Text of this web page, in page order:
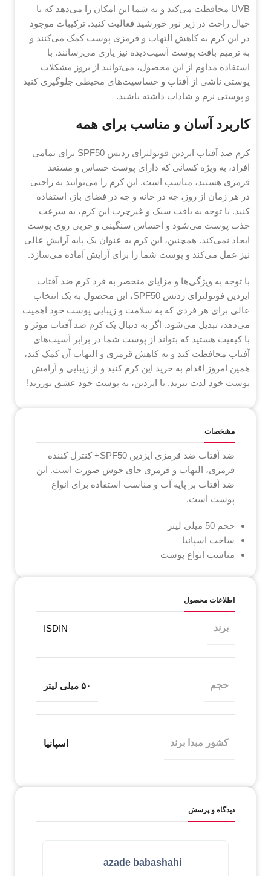
UVB محافظت می‌کند و به شما این امکان را می‌دهد که با
خیال راحت در زیر نور خورشید فعالیت کنید. ترکیبات موجود
در این کرم به کاهش التهاب و قرمزی پوست کمک می‌کنند و
به ترمیم بافت پوست آسیب‌دیده نیز یاری می‌رسانند. با
استفاده مداوم از این محصول، می‌توانید از بروز مشکلات
پوستی ناشی از آفتاب و حساسیت‌های محیطی جلوگیری کنید
و پوستی نرم و شاداب داشته باشید.
کاربرد آسان و مناسب برای همه
کرم ضد آفتاب ایزدین فوتولترای ردنس SPF50 برای تمامی
افراد، به ویژه کسانی که دارای پوست حساس و مستعد
قرمزی هستند، مناسب است. این کرم را می‌توانید به راحتی
در هر زمان از روز، چه در خانه و چه در فضای باز، استفاده
کنید. با توجه به بافت سبک و غیرچرب این کرم، به سرعت
جذب پوست می‌شود و احساس سنگینی و چربی روی پوست
ایجاد نمی‌کند. همچنین، این کرم به عنوان یک پایه آرایش عالی
نیز عمل می‌کند و پوست شما را برای آرایش آماده می‌سازد.
با توجه به ویژگی‌ها و مزایای منحصر به فرد کرم ضد آفتاب
ایزدین فوتولترای ردنس SPF50، این محصول به یک انتخاب
عالی برای هر فردی که به سلامت و زیبایی پوست خود اهمیت
می‌دهد، تبدیل می‌شود. اگر به دنبال یک کرم ضد آفتاب موثر و
با کیفیت هستید که بتواند از پوست شما در برابر آسیب‌های
آفتاب محافظت کند و به کاهش قرمزی و التهاب آن کمک کند،
همین امروز اقدام به خرید این کرم کنید و از زیبایی و آرامش
پوست خود لذت ببرید. با ایزدین، به پوست خود عشق بورزید!
مشخصات
ضد آفتاب ضد قرمزی ایزدین SPF50+ کنترل کننده
قرمزی، التهاب و قرمزی جای جوش صورت است. این
ضد آفتاب بر پایه آب و مناسب استفاده برای انواع
پوست است.
حجم 50 میلی لیتر
ساخت اسپانیا
مناسب انواع پوست
اطلاعات محصول
برند ISDIN
حجم ۵۰ میلی لیتر
کشور مبدا برند اسپانیا
دیدگاه و پرسش
azade babashahi